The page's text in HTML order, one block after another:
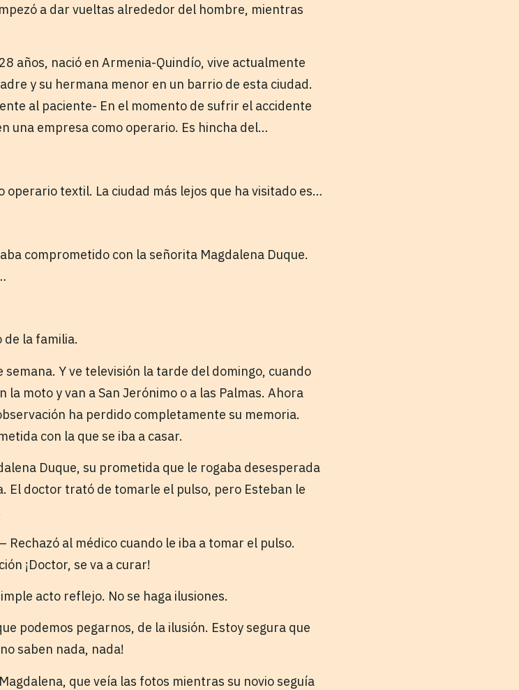
a dar vueltas alrededor del hombre, mientras
años, nació en Armenia-Quindío, vive actualmente
y su hermana menor en un barrio de esta ciudad.
al paciente- En el momento de sufrir el accidente
una empresa como operario. Es hincha del…
operario textil. La ciudad más lejos que ha visitado es…
comprometido con la señorita Magdalena Duque.
de la familia.
Y ve televisión la tarde del domingo, cuando
la moto y van a San Jerónimo o a las Palmas. Ahora
ha perdido completamente su memoria.
con la que se iba a casar.
Duque, su prometida que le rogaba desesperada
El doctor trató de tomarle el pulso, pero Esteban le
Rechazó al médico cuando le iba a tomar el pulso.
¡Doctor, se va a curar!
acto reflejo. No se haga ilusiones.
podemos pegarnos, de la ilusión. Estoy segura que
saben nada, nada!
que veía las fotos mientras su novio seguía